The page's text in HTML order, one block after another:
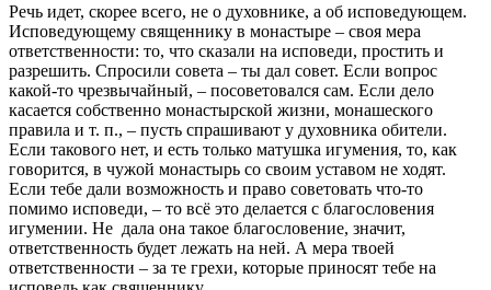
Речь идет, скорее всего, не о духовнике, а об исповедующем.
Исповедующему священнику в монастыре – своя мера
ответственности: то, что сказали на исповеди, простить и
разрешить. Спросили совета – ты дал совет. Если вопрос
какой-то чрезвычайный, – посоветовался сам. Если дело
касается собственно монастырской жизни, монашеского
правила и т. п., – пусть спрашивают у духовника обители.
Если такового нет, и есть только матушка игумения, то, как
говорится, в чужой монастырь со своим уставом не ходят.
Если тебе дали возможность и право советовать что-то
помимо исповеди, – то всё это делается с благословения
игумении. Не дала она такое благословение, значит,
ответственность будет лежать на ней. А мера твоей
ответственности – за те грехи, которые приносят тебе на